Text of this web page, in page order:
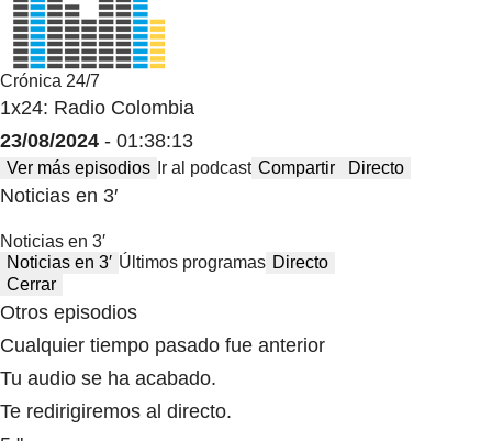
Crónica 24/7
1x24: Radio Colombia
23/08/2024 - 01:38:13
Ver más episodios Ir al podcast Compartir Directo
Noticias en 3′
Noticias en 3′
Noticias en 3′ Últimos programas Directo
Cerrar
Otros episodios
Cualquier tiempo pasado fue anterior
Tu audio se ha acabado.
Te redirigiremos al directo.